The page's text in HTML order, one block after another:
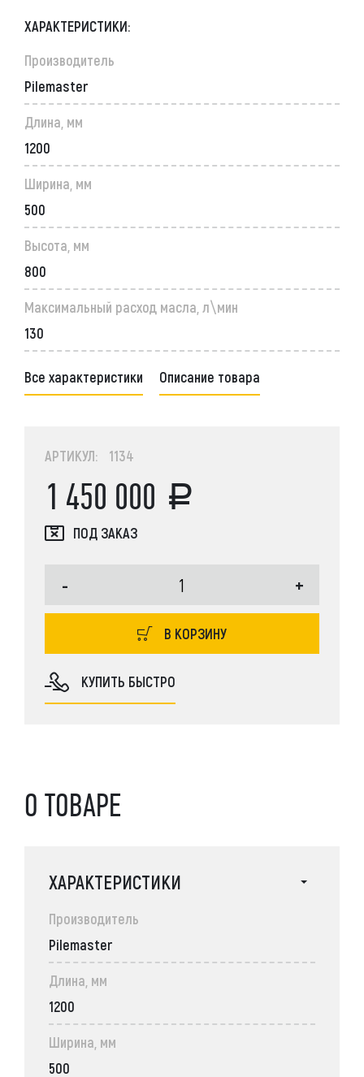
ХАРАКТЕРИСТИКИ:
Производитель
Pilemaster
Длина, мм
1200
Ширина, мм
500
Высота, мм
800
Максимальный расход масла, л\мин
130
Все характеристики Описание товара
АРТИКУЛ: 1134
1 450 000
ПОД ЗАКАЗ
- +
В КОРЗИНУ
КУПИТЬ БЫСТРО
О ТОВАРЕ
ХАРАКТЕРИСТИКИ
Производитель
Pilemaster
Длина, мм
1200
Ширина, мм
500